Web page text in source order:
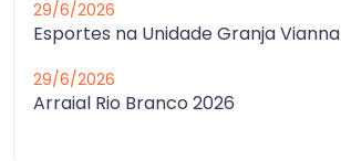
29/6/2026
Esportes na Unidade Granja Vianna
29/6/2026
Arraial Rio Branco 2026